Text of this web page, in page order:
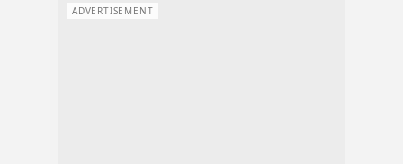
ADVERTISEMENT